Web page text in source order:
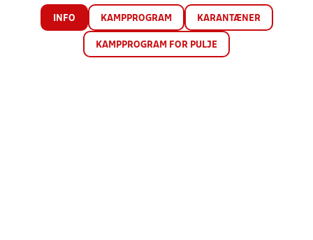
INFO KAMPPROGRAM KARANTÆNER
KAMPPROGRAM FOR PULJE